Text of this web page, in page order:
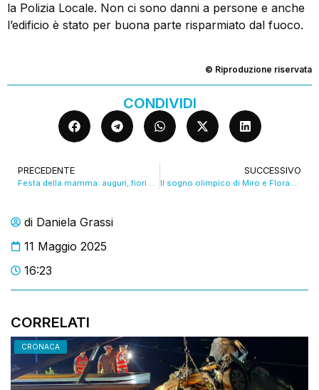
di Daniela Grassi
11 Maggio 2025
16:23
CORRELATI
CRONACA
la Polizia Locale. Non ci sono danni a persone e anche
l’edificio è stato per buona parte risparmiato dal fuoco.
© Riproduzione riservata
CONDIVIDI
PRECEDENTE SUCCESSIVO